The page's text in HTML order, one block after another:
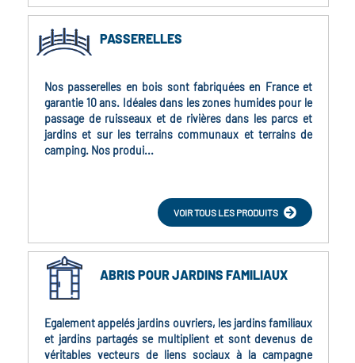
PASSERELLES
Nos passerelles en bois sont fabriquées en France et
garantie 10 ans. Idéales dans les zones humides pour le
passage de ruisseaux et de rivières dans les parcs et
jardins et sur les terrains communaux et terrains de
camping. Nos produi...
VOIR TOUS LES PRODUITS
ABRIS POUR JARDINS FAMILIAUX
Egalement appelés jardins ouvriers, les jardins familiaux
et jardins partagés se multiplient et sont devenus de
véritables vecteurs de liens sociaux à la campagne